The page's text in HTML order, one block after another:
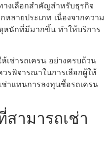
างเลือกสำคัญสำหรับธุรกิจ
ลายประเภท เนื่องจากความ
หนักที่มีมากขึ้น ทำให้บริการ
เช่ารถเครน อย่างครบถ้วน
รพิจารณาในการเลือกผู้ให้
ช่าแทนการลงทุนซื้อรถเครน
ามารถเช่า